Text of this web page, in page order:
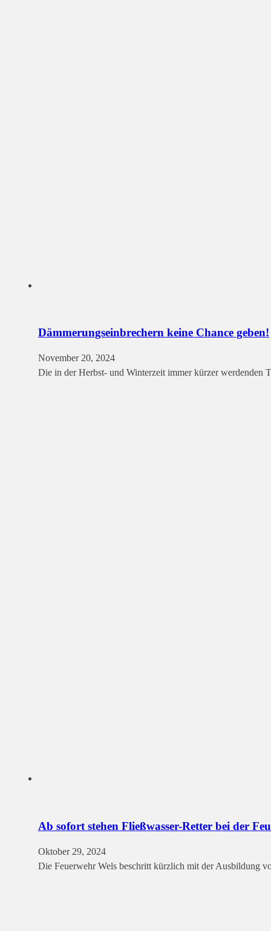
Dämmerungseinbrechern keine Chance geben!
November 20, 2024
Die in der Herbst- und Winterzeit immer kürzer werdenden
Ab sofort stehen Fließwasser-Retter bei der
Oktober 29, 2024
Die Feuerwehr Wels beschritt kürzlich mit der Ausbildung